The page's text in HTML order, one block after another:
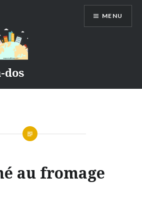
dos
MENU
2022
au fromage